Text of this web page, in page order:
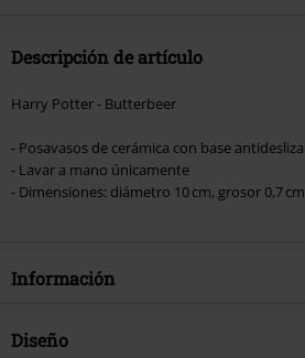
Descripción de artículo
Harry Potter - Butterbeer
- Posavasos de cerámica con base
- Lavar a mano únicamente
- Dimensiones: diámetro 10 cm, grosor 0,7 cm
Información
Artículo no.
Diseño